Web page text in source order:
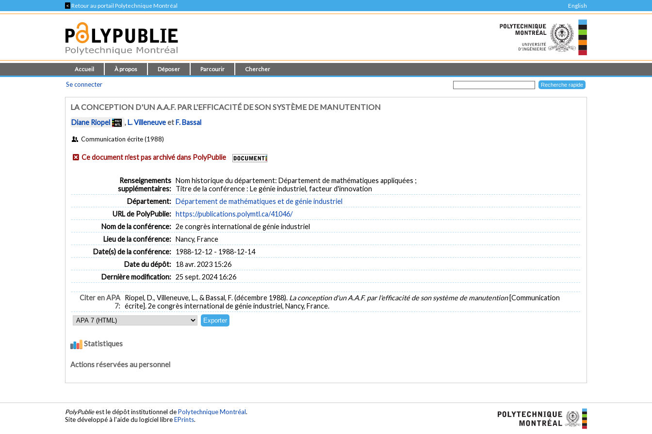
< Retour au portail Polytechnique Montréal English
Accueil À propos Déposer Parcourir Chercher
Se connecter
LA CONCEPTION D'UN A.A.F. PAR L'EFFICACITÉ DE SON SYSTÈME DE MANUTENTION
Diane Riopel ,L. VilleneuveetF. Bassal
Communication écrite (1988)
Ce document n'est pas archivé dans PolyPublie
Renseignements
supplémentaires:
Nom historique du département: Département de mathématiques appliquées ;
Titre de la conférence : Le génie industriel, facteur d'innovation
Département: Département de mathématiques et de génie industriel
URL de PolyPublie: https://publications.polymtl.ca/41046/
Nom de la conférence: 2e congrès international de génie industriel
Lieu de la conférence: Nancy, France
Date(s) de la conférence: 1988-12-12 - 1988-12-14
Date du dépôt: 18 avr. 2023 15:26
Dernière modification: 25 sept. 2024 16:26
Citer en APA
7:
Riopel, D., Villeneuve, L., & Bassal, F. (décembre 1988). La conception d'un A.A.F. par l'efficacité de son système de manutention [Communication
écrite]. 2e congrès international de génie industriel, Nancy, France.
Statistiques
Actions réservées au personnel
PolyPublieest le dépôt institutionnel dePolytechnique Montréal.
Site développé à l'aide du logiciel libreEPrints.